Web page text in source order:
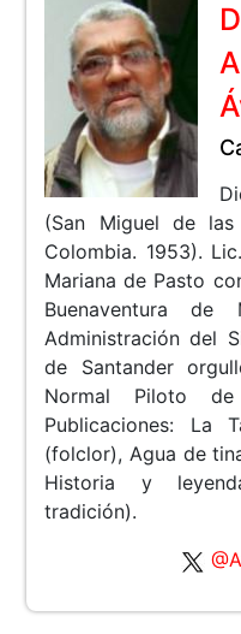
(San Miguel de las
Colombia. 1953).
Mariana de Pasto
Buenaventura de
Administración del
de Santander
Normal Piloto
Publicaciones: La
(folclor), Agua de
Historia y
tradición).